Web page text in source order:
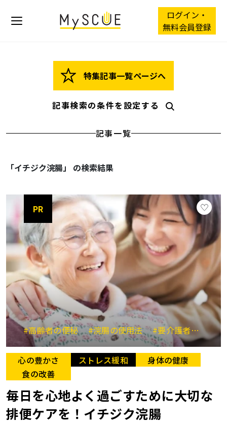
ログイン・
無料会員登録
特集記事一覧ページへ
記事検索の条件を設定する
記事一覧
「イチジク浣腸」 の検索結果
PR
#高齢者の便秘 #浣腸の使用法 #要介護者用 #イ
心の豊かさ ストレス緩和
身体の健康
食の改善
毎日を心地よく過ごすために大切な
排便ケアを！イチジク浣腸